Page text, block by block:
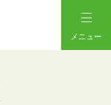
メニュー